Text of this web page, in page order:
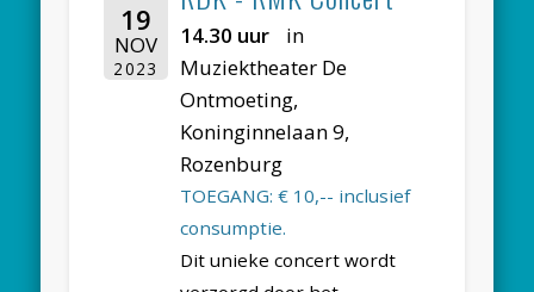
19
NOV
2023
14.30 uur
in
Muziektheater De
Ontmoeting,
Koninginnelaan 9,
Rozenburg
TOEGANG: € 10,-- inclusief
consumptie.
Dit unieke concert wordt